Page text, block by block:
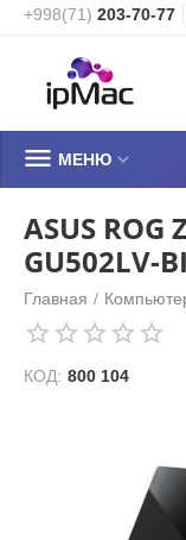
+998(71) 203-70-77
 МЕНЮ 
ASUS ROG
GU502LV-
Главная /
КОД: 800 104